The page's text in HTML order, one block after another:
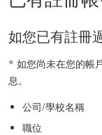
如您已有註冊
* 如您尚未在您的帳
息。
公司/學校名稱
職位